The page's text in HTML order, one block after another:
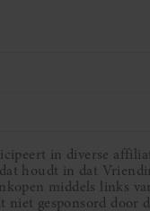
in diverse
dat houdt in dat
middels links
niet gesponsord door